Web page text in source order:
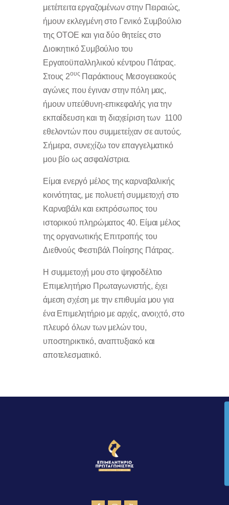
μετέπειτα εργαζομένων στην Πειραιώς,
ήμουν εκλεγμένη στο Γενικό Συμβούλιο
της ΟΤΟΕ και για δύο θητείες στο
Διοικητικό Συμβούλιο του
Εργατοϋπαλληλικού κέντρου Πάτρας.
Στους 2ουςΠαράκτιους Μεσογειακούς
αγώνες που έγιναν στην πόλη μας,
ήμουν υπεύθυνη-επικεφαλής για την
εκπαίδευση και τη διαχείριση των 1100
εθελοντών που συμμετείχαν σε αυτούς.
Σήμερα, συνεχίζω τον επαγγελματικό
μου βίο ως ασφαλίστρια.
Είμαι ενεργό μέλος της καρναβαλικής
κοινότητας, με πολυετή συμμετοχή στο
Καρναβάλι και εκπρόσωπος του
ιστορικού πληρώματος 40. Είμαι μέλος
της οργανωτικής Επιτροπής του
Διεθνούς Φεστιβάλ Ποίησης Πάτρας.
Η συμμετοχή μου στο ψηφοδέλτιο
Επιμελητήριο Πρωταγωνιστής, έχει
άμεση σχέση με την επιθυμία μου για
ένα Επιμελητήριο με αρχές, ανοιχτό, στο
πλευρό όλων των μελών του,
υποστηρικτικό, αναπτυξιακό και
αποτελεσματικό.